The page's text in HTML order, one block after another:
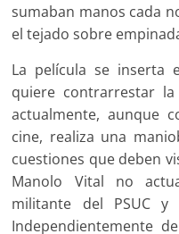
sumaban manos cada
el tejado sobre
La película se inserta
quiere contrarrestar
actualmente, aunque
cine, realiza una
cuestiones que deben
Manolo Vital no
militante del PSUC
Independientemente